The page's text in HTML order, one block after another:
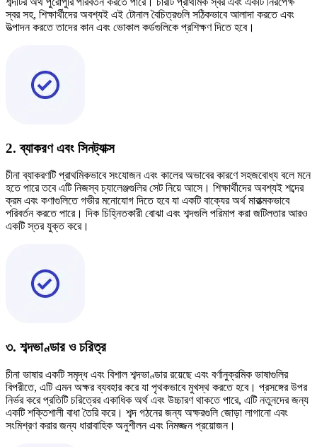
স্বর সহ, শিক্ষার্থীদের অবশ্যই এই টোনাল বৈচিত্রগুলি সঠিকভাবে আলাদা করতে এবং
উত্পাদন করতে তাদের কান এবং ভোকাল কর্ডগুলিকে প্রশিক্ষণ দিতে হবে।
2. ব্যাকরণ এবং সিনট্যাক্স
চীনা ব্যাকরণটি প্রাথমিকভাবে সংযোজন এবং কালের অভাবের কারণে সহজবোধ্য বলে মনে
হতে পারে তবে এটি নিজস্ব চ্যালেঞ্জগুলির সেট নিয়ে আসে। শিক্ষার্থীদের অবশ্যই শব্দের
ক্রম এবং কণাগুলিতে গভীর মনোযোগ দিতে হবে যা একটি বাক্যের অর্থ মারাত্মকভাবে
পরিবর্তন করতে পারে। দিক চিহ্নিতকারী বোঝা এবং শব্দগুলি পরিমাপ করা জটিলতার আরও
একটি স্তর যুক্ত করে।
৩. শব্দভাণ্ডার ও চরিত্র
চীনা ভাষার একটি সমৃদ্ধ এবং বিশাল শব্দভাণ্ডার রয়েছে এবং বর্ণানুক্রমিক ভাষাগুলির
বিপরীতে, এটি এমন অক্ষর ব্যবহার করে যা পৃথকভাবে মুখস্থ করতে হবে। প্রসঙ্গের উপর
নির্ভর করে প্রতিটি চরিত্রের একাধিক অর্থ এবং উচ্চারণ থাকতে পারে, এটি নতুনদের জন্য
একটি শক্তিশালী বাধা তৈরি করে। শব্দ গঠনের জন্য অক্ষরগুলি জোড়া লাগানো এবং
সংমিশ্রণ করার জন্য ধারাবাহিক অনুশীলন এবং নিমজ্জন প্রয়োজন।